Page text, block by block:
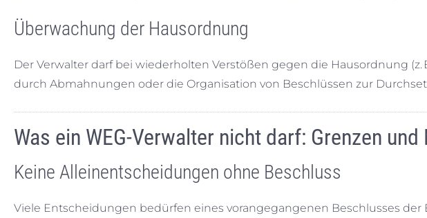
Überwachung der Hausordnung
Der Verwalter darf bei wiederholten Verstößen gegen die Hausordnung
durch Abmahnungen oder die Organisation von Beschlüssen zur
Was ein WEG-Verwalter nicht darf: Grenzen
Keine Alleinentscheidungen ohne Beschluss
Viele Entscheidungen bedürfen eines vorangegangenen Beschlusses